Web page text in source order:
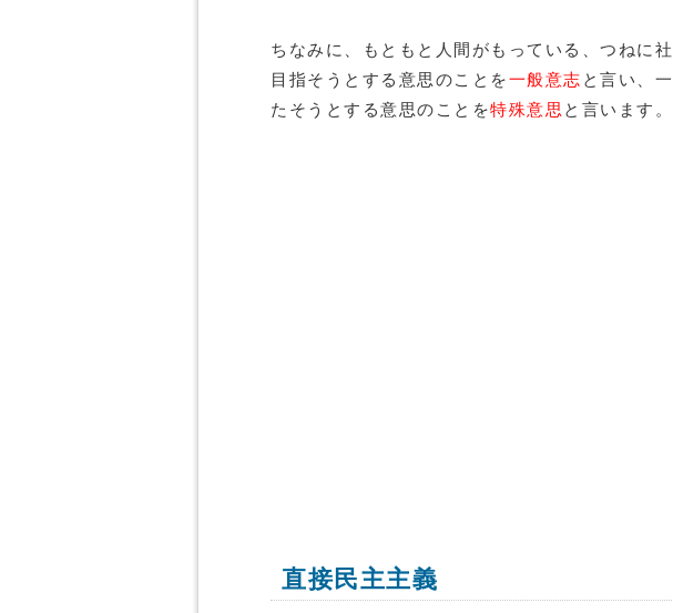
ちなみに、もともと人間がもっている、つねに
目指そうとする意思のことを一般意志 と言い、
たそうとする意思のことを特殊意思 と言います。
直接民主主義